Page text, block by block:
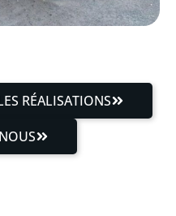
RÉALISATIONS